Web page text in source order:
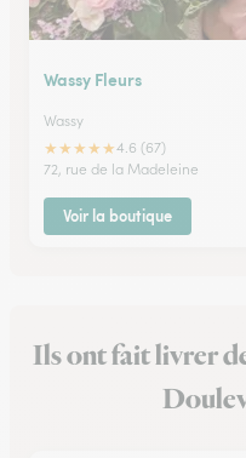
Wassy Fleurs
Wassy
★★★★★4.6 (67)
72, rue de la Madeleine
Voir la boutique
Ils ont fait livrer